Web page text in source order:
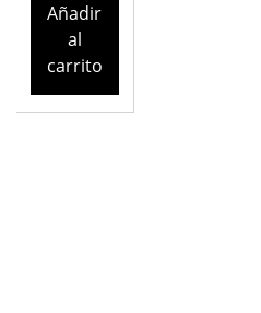
Añadir
al
carrito